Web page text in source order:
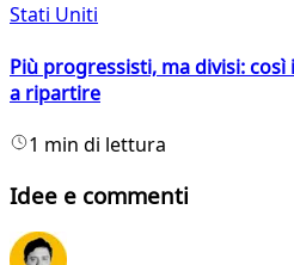
Stati Uniti
Più progressisti, ma divisi:
a ripartire
1 min di lettura
Idee e commenti